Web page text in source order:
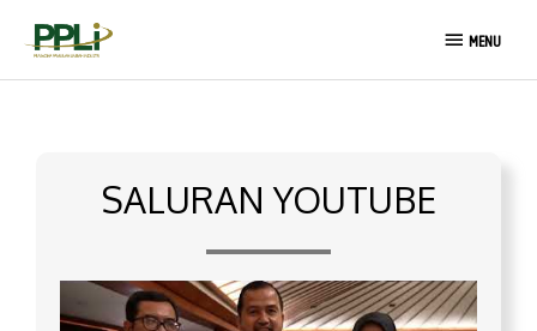
MENU
MENU
SALURAN YOUTUBE